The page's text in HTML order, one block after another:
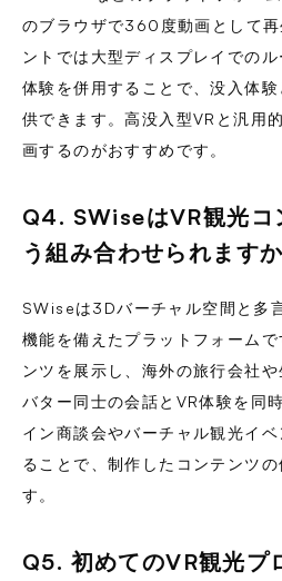
のブラウザで360度動画として
ントでは大型ディスプレイでの
体験を併用することで、没入体
供できます。高没入型VRと汎用
画するのがおすすめです。
Q4. SWiseはVR観光コ
う組み合わせられます
SWiseは3Dバーチャル空間と多
機能を備えたプラットフォーム
ンツを展示し、海外の旅行会社
バター同士の会話とVR体験を同
イン商談会やバーチャル観光イ
ることで、制作したコンテンツ
す。
Q5. 初めてのVR観光プ